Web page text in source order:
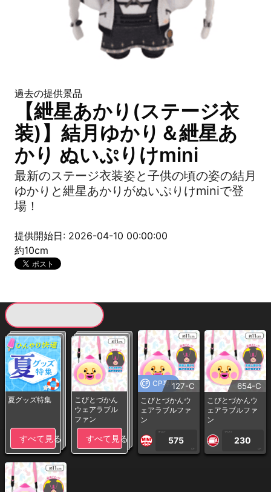
過去の提供景品
【紲星あかり(ステージ衣
装)】結月ゆかり＆紲星あ
かり ぬいぷりけmini
最新のステージ衣装姿と子供の頃の姿の結月
ゆかりと紲星あかりがぬいぷりけminiで登
場！
提供開始日: 2026-04-10 00:00:00
約10cm
夏グッズ特集
すべて見る
こびとづかん
ウェアラブル
ファン
すべて見る
CP専用127-C
こびとづかんウ
ェアラブルファ
ン
1PLAY
575
CP
654-C
こびとづかんウ
ェアラブルファ
ン
1PLAY
230
CP